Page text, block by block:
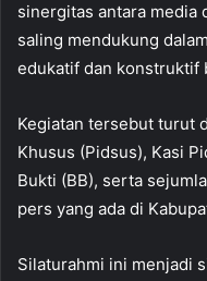
sinergitas antara media
saling mendukung
edukatif dan konstruktif
Kegiatan tersebut turut
Khusus (Pidsus), Kasi
Bukti (BB), serta
pers yang ada di
Silaturahmi ini menjadi